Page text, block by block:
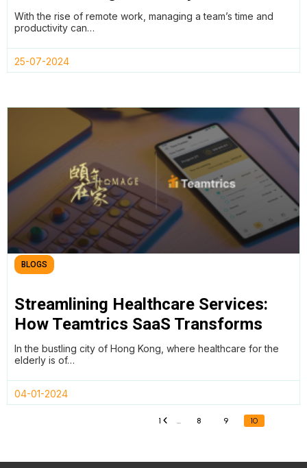
With the rise of remote work, managing a team’s time and
productivity can…
25-07-2024
BLOGS
Streamlining Healthcare Services:
How Teamtrics SaaS Transforms
Time Tracking and Reporting for
HomAge in Hong Kong
In the bustling city of Hong Kong, where healthcare for the
elderly is of…
04-01-2024
1 … 8 9 10